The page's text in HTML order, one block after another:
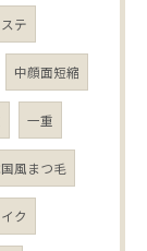
テ
中顔面短縮
一重
風まつ毛
ク